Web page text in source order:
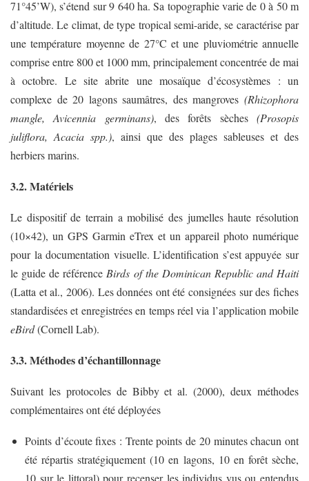
71°45’W), s’étend sur 9 640 ha. Sa topographie varie de 0 à 50 m
d’altitude. Le climat, de type tropical semi-aride, se caractérise par
une température moyenne de 27°C et une pluviométrie annuelle
comprise entre 800 et 1000 mm, principalement concentrée de mai
à octobre. Le site abrite une mosaïque d’écosystèmes : un
complexe de 20 lagons saumâtres, des mangroves (Rhizophora
mangle, Avicennia germinans), des forêts sèches(Prosopis
juliflora, Acacia spp.), ainsi que des plages sableuses et des
herbiers marins.
3.2. Matériels
Le dispositif de terrain a mobilisé des jumelles haute résolution
(10×42), un GPS Garmin eTrex et un appareil photo numérique
pour la documentation visuelle. L’identification s’est appuyée sur
le guide de référence Birds of the Dominican Republic and Haiti
(Latta et al., 2006). Les données ont été consignées sur des fiches
standardisées et enregistrées en temps réel via l’application mobile
eBird(Cornell Lab).
3.3. Méthodes d’échantillonnage
Suivant les protocoles de Bibby et al. (2000), deux méthodes
complémentaires ont été déployées
Points d’écoute fixes : Trente points de 20 minutes chacun ont
été répartis stratégiquement (10 en lagons, 10 en forêt sèche,
10 sur le littoral) pour recenser les individus vus ou entendus